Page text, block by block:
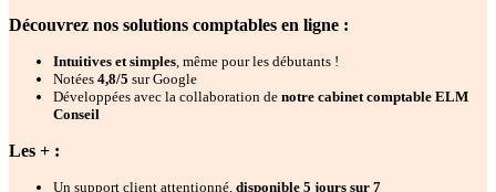
Découvrez nos solutions comptables en ligne :
Intuitives et simples, même pour les débutants !
Notées 4,8/5 sur Google
Développées avec la collaboration de notre cabinet comptable ELM
Conseil
Les + :
Un support client attentionné, disponible 5 jours sur 7